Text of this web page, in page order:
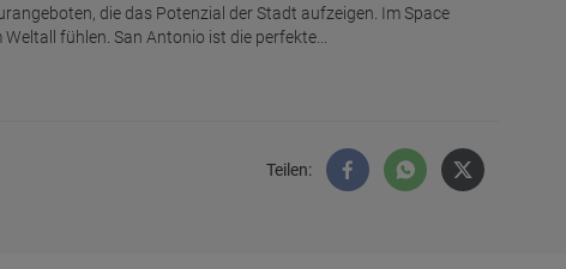
die das Potenzial der Stadt aufzeigen. Im Space
fühlen. San Antonio ist die perfekte...
Teilen: